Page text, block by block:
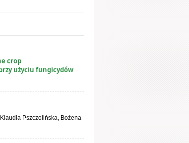
crop
użyciu fungicydów
Pszczolińska, Bożena